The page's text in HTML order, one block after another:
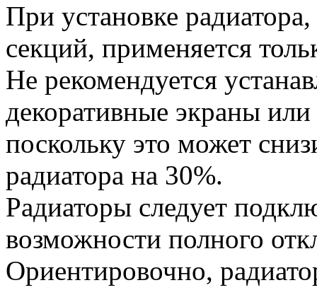
При установке
секций, применяется
Не рекомендуется
декоративные экраны
поскольку это может
радиатора на 30%.
Радиаторы следует
возможности полного
Ориентировочно,